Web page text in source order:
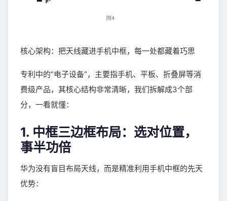
核心架构：把天线藏进手机中框，每一处都藏着巧思
专利中的“电子设备”，主要指手机、平板、折叠屏等消
费级产品，其核心结构非常清晰，我们拆解成3个部
分，一看就懂：
1. 中框三边框布局：选对位置，
事半功倍
华为没有盲目布局天线，而是精准利用手机中框的先天
优势：